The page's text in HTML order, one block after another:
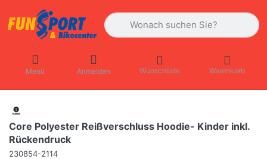
Geben Sie einen Suchbegriff ein.
Menü Anmelden Wunschliste Warenkorb
Core Polyester Reißverschluss Hoodie- Kinder inkl.
Rückendruck
230854-2114